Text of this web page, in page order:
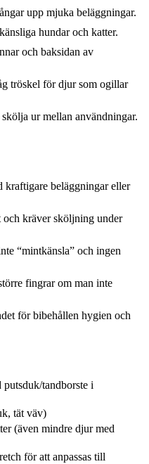
upp mjuka beläggningar.
hundar och katter.
och baksidan av
tröskel för djur som ogillar
ur mellan användningar.
kraftigare beläggningar eller
kräver sköljning under
“mintkänsla” och ingen
fingrar om man inte
för bibehållen hygien och
putsduk/tandborste i
tät väv)
(även mindre djur med
för att anpassas till